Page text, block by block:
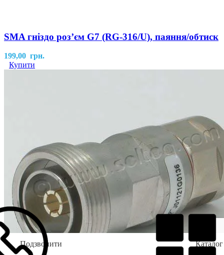
SMA гніздо розʼєм G7 (RG-316/U), паяння/обтиск
199,00 грн.
Купити
Подзвонити Каталог